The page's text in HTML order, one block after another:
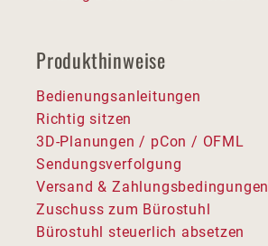
Produkthinweise
Bedienungsanleitungen
Richtig sitzen
3D-Planungen / pCon / OFML
Sendungsverfolgung
Versand & Zahlungsbedingungen
Zuschuss zum Bürostuhl
Bürostuhl steuerlich absetzen